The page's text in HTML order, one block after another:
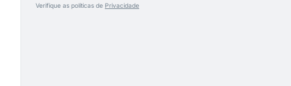
Verifique as políticas de Privacidade